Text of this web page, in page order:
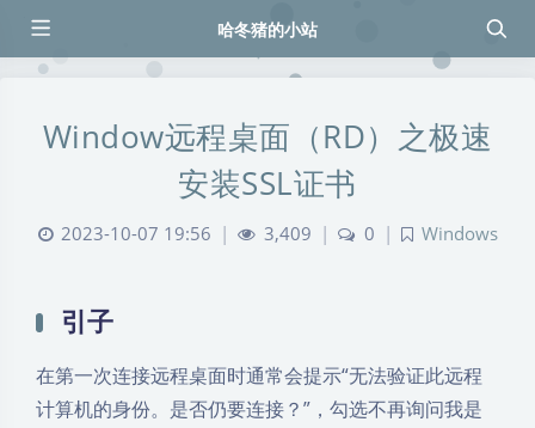
哈冬猪的小站
Window远程桌面（RD）之极速
安装SSL证书
2023-10-07 19:56 | 3,409 | 0 | Windows
引子
在第一次连接远程桌面时通常会提示“无法验证此远程
计算机的身份。是否仍要连接？”，勾选不再询问我是